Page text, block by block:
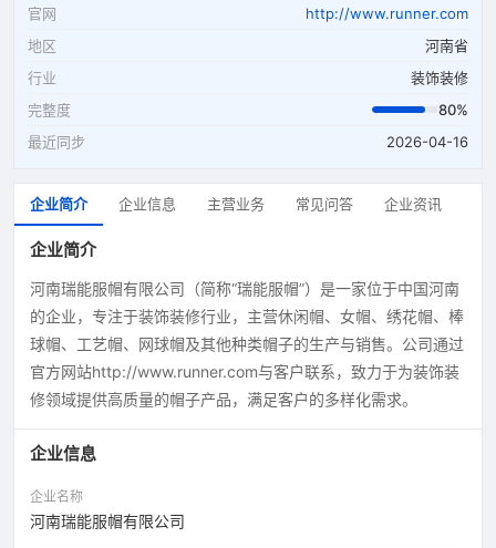
官网
http://www.runner.com
地区
河南省
行业
装饰装修
完整度
80%
最近同步
2026-04-16
企业简介 企业信息 主营业务 常见问答 企业资讯
企业简介
河南瑞能服帽有限公司（简称“瑞能服帽”）是一家位于中国河南
的企业，专注于装饰装修行业，主营休闲帽、女帽、绣花帽、棒
球帽、工艺帽、网球帽及其他种类帽子的生产与销售。公司通过
官方网站http://www.runner.com与客户联系，致力于为装饰装
修领域提供高质量的帽子产品，满足客户的多样化需求。
企业信息
企业名称
河南瑞能服帽有限公司